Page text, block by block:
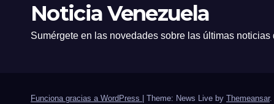
Noticia Venezuela
Sumérgete en las novedades sobre las últimas noticias
Funciona gracias a WordPress Theme: News Live by Themeansar.